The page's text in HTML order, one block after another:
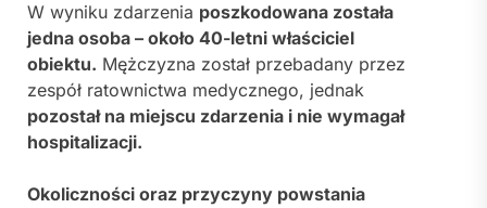
W wyniku zdarzenia poszkodowana została
jedna osoba – około 40-letni właściciel
obiektu. Mężczyzna został przebadany przez
zespół ratownictwa medycznego, jednak
pozostał na miejscu zdarzenia i nie wymagał
hospitalizacji.
Okoliczności oraz przyczyny powstania